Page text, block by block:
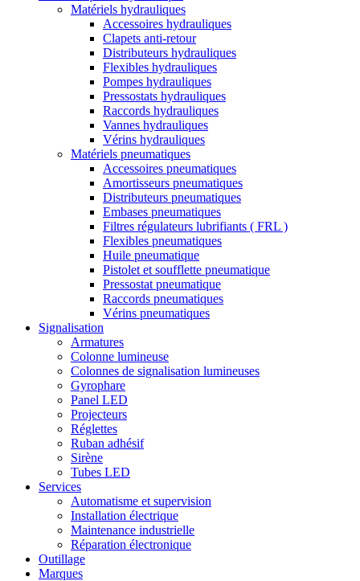
Matériels hydrauliques
Accessoires hydrauliques
Clapets anti-retour
Distributeurs hydrauliques
Flexibles hydrauliques
Pompes hydrauliques
Pressostats hydrauliques
Raccords hydrauliques
Vannes hydrauliques
Vérins hydrauliques
Matériels pneumatiques
Accessoires pneumatiques
Amortisseurs pneumatiques
Distributeurs pneumatiques
Embases pneumatiques
Filtres régulateurs lubrifiants ( FRL )
Flexibles pneumatiques
Huile pneumatique
Pistolet et soufflette pneumatique
Pressostat pneumatique
Raccords pneumatiques
Vérins pneumatiques
Signalisation
Armatures
Colonne lumineuse
Colonnes de signalisation lumineuses
Gyrophare
Panel LED
Projecteurs
Réglettes
Ruban adhésif
Sirène
Tubes LED
Services
Automatisme et supervision
Installation électrique
Maintenance industrielle
Réparation électronique
Outillage
Marques